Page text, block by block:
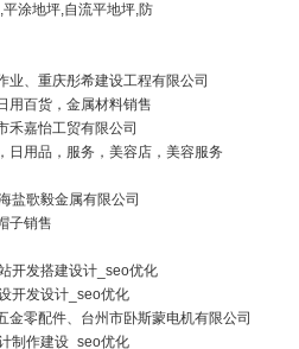
涂地坪,自流平地坪,防
业、重庆彤希建设工程有限公司
用百货，金属材料销售
禾嘉怡工贸有限公司
日用品，服务，美容店，美容服务
盐歌毅金属有限公司
子销售
开发搭建设计_seo优化
开发设计_seo优化
零配件、台州市卧斯蒙电机有限公司
制作建设_seo优化